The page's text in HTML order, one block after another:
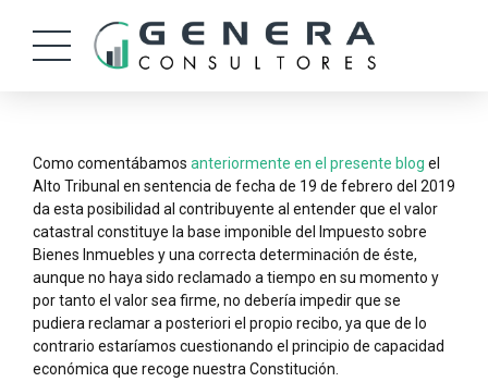
Como comentábamos anteriormente en el presente blog el
Alto Tribunal en sentencia de fecha de 19 de febrero del 2019
da esta posibilidad al contribuyente al entender que el valor
catastral constituye la base imponible del Impuesto sobre
Bienes Inmuebles y una correcta determinación de éste,
aunque no haya sido reclamado a tiempo en su momento y
por tanto el valor sea firme, no debería impedir que se
pudiera reclamar a posteriori el propio recibo, ya que de lo
contrario estaríamos cuestionando el principio de capacidad
económica que recoge nuestra Constitución.